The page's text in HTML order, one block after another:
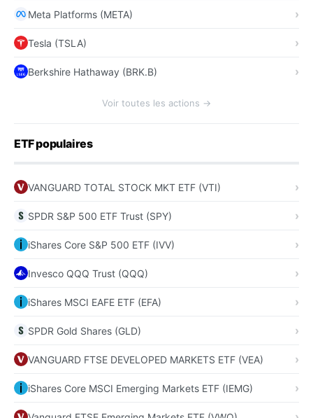
Meta Platforms (META)
Tesla (TSLA)
Berkshire Hathaway (BRK.B)
Voir toutes les actions →
ETF populaires
VANGUARD TOTAL STOCK MKT ETF (VTI)
SPDR S&P 500 ETF Trust (SPY)
iShares Core S&P 500 ETF (IVV)
Invesco QQQ Trust (QQQ)
iShares MSCI EAFE ETF (EFA)
SPDR Gold Shares (GLD)
VANGUARD FTSE DEVELOPED MARKETS ETF (VEA)
iShares Core MSCI Emerging Markets ETF (IEMG)